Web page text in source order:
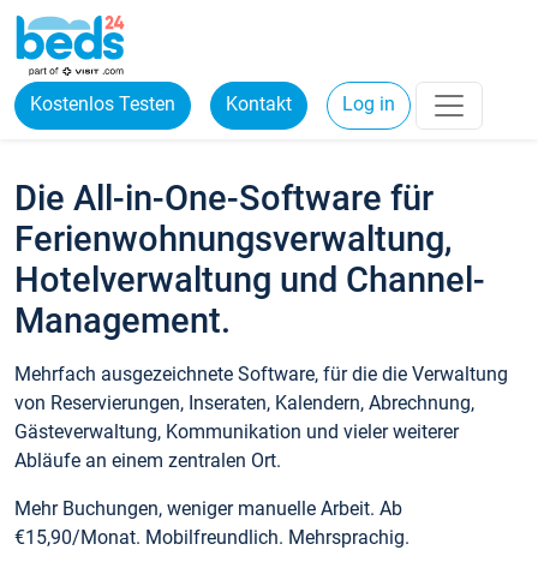
Kostenlos Testen Kontakt Log in
Die All-in-One-Software für
Ferienwohnungsverwaltung,
Hotelverwaltung und Channel-
Management.
Mehrfach ausgezeichnete Software, für die die Verwaltung
von Reservierungen, Inseraten, Kalendern, Abrechnung,
Gästeverwaltung, Kommunikation und vieler weiterer
Abläufe an einem zentralen Ort.
Mehr Buchungen, weniger manuelle Arbeit. Ab
€15,90/Monat. Mobilfreundlich. Mehrsprachig.